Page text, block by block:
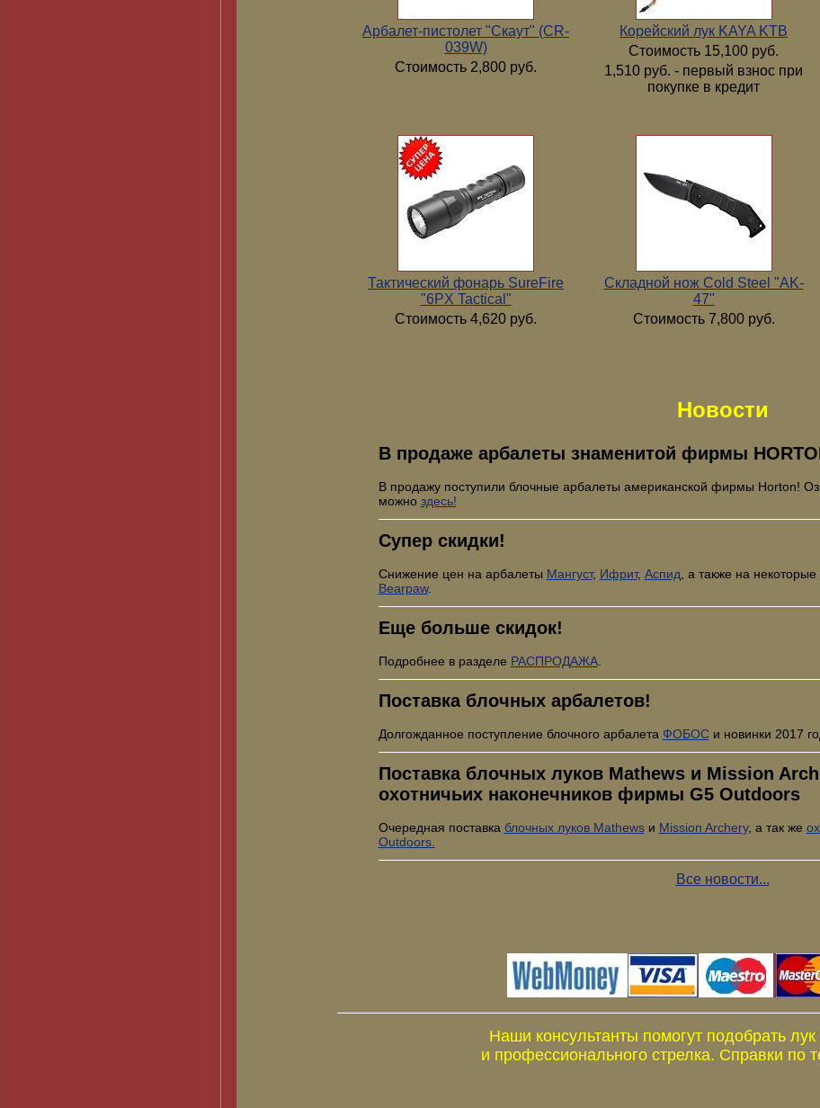
Арбалет-пистолет "Скаут" (CR-
039W)
Стоимость 2,800 руб.
Корейский лук KAYA KTB
Стоимость 15,100 руб.
1,510 руб. - первый взнос при
покупке в кредит
Тактический фонарь SureFire
"6PX Tactical"
Стоимость 4,620 руб.
Складной нож Cold Steel "AK-
47"
Стоимость 7,800 руб.
Новости
В продаже арбалеты знаменитой фирмы
В продажу поступили блочные арбалеты американской фирмы Horton!
можно здесь!
Супер скидки!
Снижение цен на арбалеты Мангуст, Ифрит, Аспид , а также на
Bearpaw.
Еще больше скидок!
Подробнее в разделе РАСПРОДАЖА.
Поставка блочных арбалетов!
Долгожданное поступление блочного арбалета ФОБОСи новинки 2017
Поставка блочных луков Mathews и Mission
охотничьих наконечников фирмы G5 Outdoors
Очередная поставка блочных луков Mathewsи Mission Archery, а так же
Outdoors.
Все новости...
Наши консультанты помогут подобрать
и профессионального стрелка. Справки по